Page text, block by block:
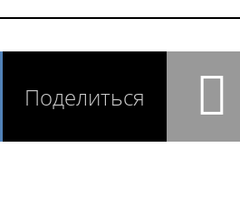
Поделиться